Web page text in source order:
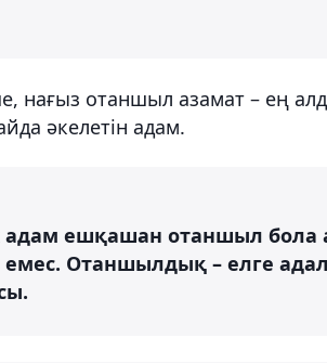
нағыз отаншыл азамат – ең
әкелетін адам.
адам ешқашан отаншыл бола
емес. Отаншылдық – елге